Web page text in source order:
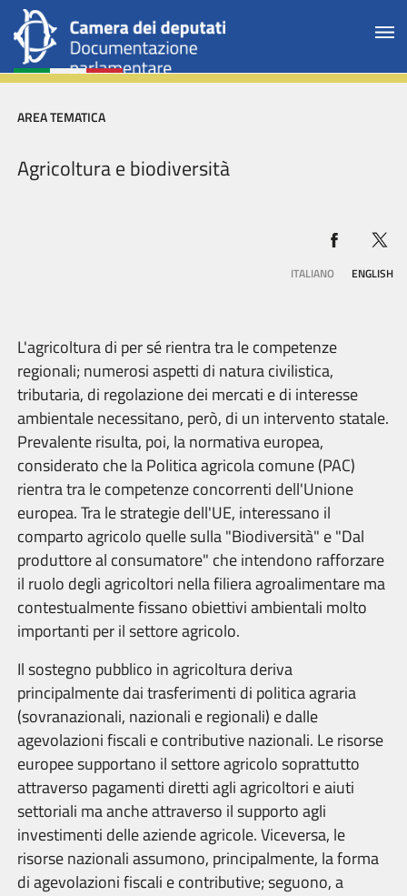
AREA TEMATICA
Agricoltura e biodiversità
ITALIANO ENGLISH
L'agricoltura di per sé rientra tra le competenze
regionali; numerosi aspetti di natura civilistica,
tributaria, di regolazione dei mercati e di interesse
ambientale necessitano, però, di un intervento statale.
Prevalente risulta, poi, la normativa europea,
considerato che la Politica agricola comune (PAC)
rientra tra le competenze concorrenti dell'Unione
europea. Tra le strategie dell'UE, interessano il
comparto agricolo quelle sulla "Biodiversità" e "Dal
produttore al consumatore" che intendono rafforzare
il ruolo degli agricoltori nella filiera agroalimentare ma
contestualmente fissano obiettivi ambientali molto
importanti per il settore agricolo.
Il sostegno pubblico in agricoltura deriva
principalmente dai trasferimenti di politica agraria
(sovranazionali, nazionali e regionali) e dalle
agevolazioni fiscali e contributive nazionali. Le risorse
europee supportano il settore agricolo soprattutto
attraverso pagamenti diretti agli agricoltori e aiuti
settoriali ma anche attraverso il supporto agli
investimenti delle aziende agricole. Viceversa, le
risorse nazionali assumono, principalmente, la forma
di agevolazioni fiscali e contributive; seguono, a